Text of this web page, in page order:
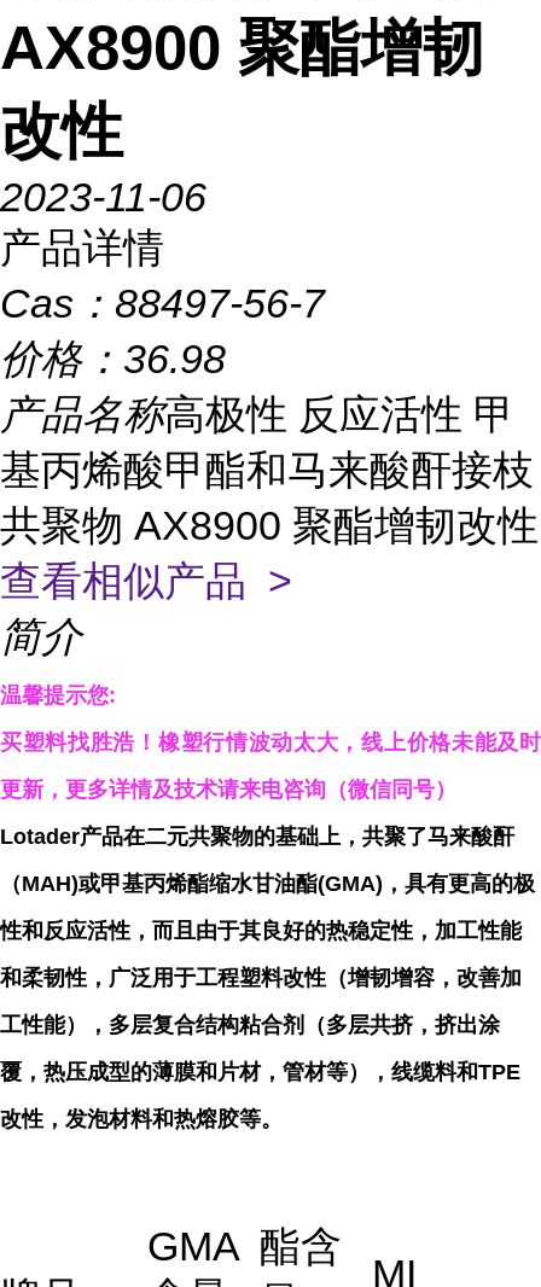
AX8900 聚酯增韧
改性
2023-11-06
产品详情
Cas： 88497-56-7
价格： 36.98
产品名称高极性 反应活性 甲
基丙烯酸甲酯和马来酸酐接枝
共聚物 AX8900 聚酯增韧改性
查看相似产品 >
简介
温馨提示您:
买塑料找胜浩！橡塑行情波动太大，线上价格未能及时
更新，更多详情及技术请来电咨询（微信同号）
Lotader产品在二元共聚物的基础上，共聚了马来酸酐
（MAH)或甲基丙烯酯缩水甘油酯(GMA)，具有更高的极
性和反应活性，而且由于其良好的热稳定性，加工性能
和柔韧性，广泛用于工程塑料改性（增韧增容，改善加
工性能），多层复合结构粘合剂（多层共挤，挤出涂
覆，热压成型的薄膜和片材，管材等），线缆料和TPE
改性，发泡材料和热熔胶等。
GMA 酯含
MI